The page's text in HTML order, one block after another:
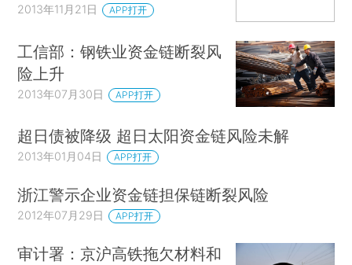
2013年11月21日 APP打开
工信部：钢铁业资金链断裂风
险上升
2013年07月30日 APP打开
超日债被降级 超日太阳资金链风险未解
2013年01月04日 APP打开
浙江警示企业资金链担保链断裂风险
2012年07月29日 APP打开
审计署：京沪高铁拖欠材料和